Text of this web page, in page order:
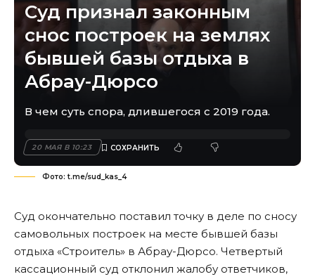
Суд признал законным
снос построек на землях
бывшей базы отдыха в
Абрау-Дюрсо
В чем суть спора, длившегося с 2019 года.
20 МАЯ В 10:23
Фото: t.me/sud_kas_4
Суд окончательно поставил точку в деле по сносу
самовольных построек на месте бывшей базы
отдыха «Строитель» в Абрау-Дюрсо. Четвертый
кассационный суд отклонил жалобу ответчиков,